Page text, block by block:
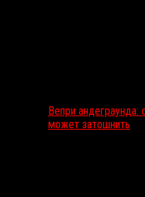
Вепри андеграунда:
может затошнить